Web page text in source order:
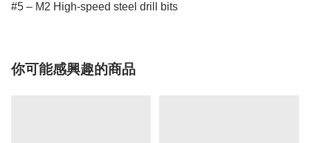
#5 – M2 High-speed steel drill bits
你可能感興趣的商品